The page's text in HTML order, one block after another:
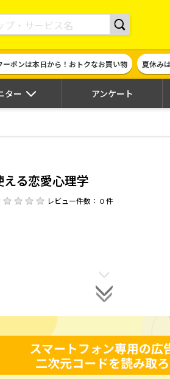
フト券に交換できるポイントサイト | ハピタス
ーポンは本日から！おトクなお買い物 夏休み
ター アンケート
える恋愛心理学
レビュー件数： 0 件